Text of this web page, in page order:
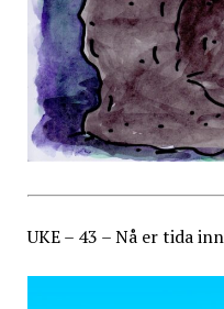
UKE – 43 – Nå er tida